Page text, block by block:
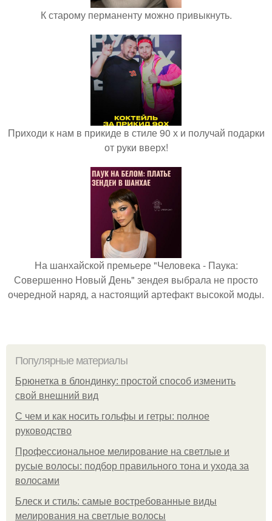
К старому перманенту можно привыкнуть.
Приходи к нам в прикиде в стиле 90 х и получай подарки
от руки вверх!
На шанхайской премьере "Человека - Паука:
Совершенно Новый День" зендея выбрала не просто
очередной наряд, а настоящий артефакт высокой моды.
Популярные материалы
Брюнетка в блондинку: простой способ изменить
свой внешний вид
С чем и как носить гольфы и гетры: полное
руководство
Профессиональное мелирование на светлые и
русые волосы: подбор правильного тона и ухода за
волосами
Блеск и стиль: самые востребованные виды
мелирования на светлые волосы